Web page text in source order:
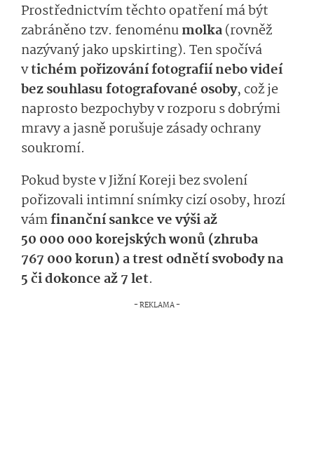
Prostřednictvím těchto opatření má být
zabráněno tzv. fenoménumolka(rovněž
nazývaný jako upskirting). Ten spočívá
vtichém pořizování fotografií nebo videí
bez souhlasu fotografované osoby, což je
naprosto bezpochyby v rozporu s dobrými
mravy a jasně porušuje zásady ochrany
soukromí.
Pokud byste v Jižní Koreji bez svolení
pořizovali intimní snímky cizí osoby, hrozí
vámfinanční sankce ve výši až
50 000 000 ko­rejských wonů (zhruba
767 000 korun) a trest odnětí svobody na
5 či dokonce až 7 let.